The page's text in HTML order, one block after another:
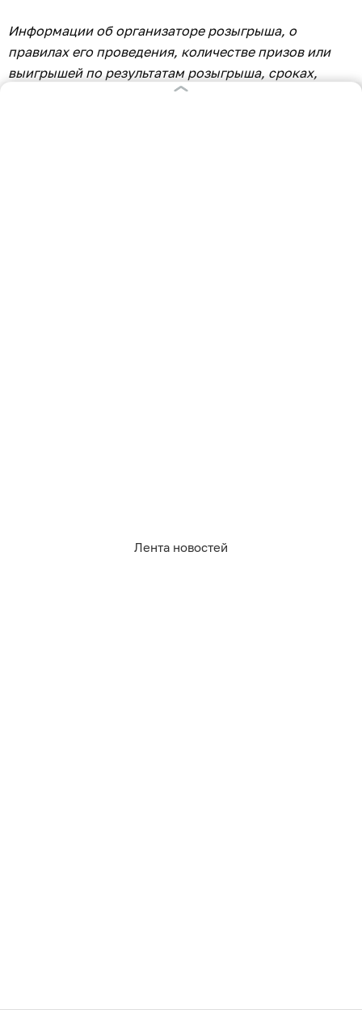
Лента новостей
Информации об организаторе розыгрыша, о
правилах его проведения, количестве призов или
выигрышей по результатам розыгрыша, сроках,
месте и порядке их получения уточняйте на сайте